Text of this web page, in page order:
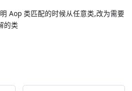
Aop 类匹配的时候从任意类,改为需要
的类